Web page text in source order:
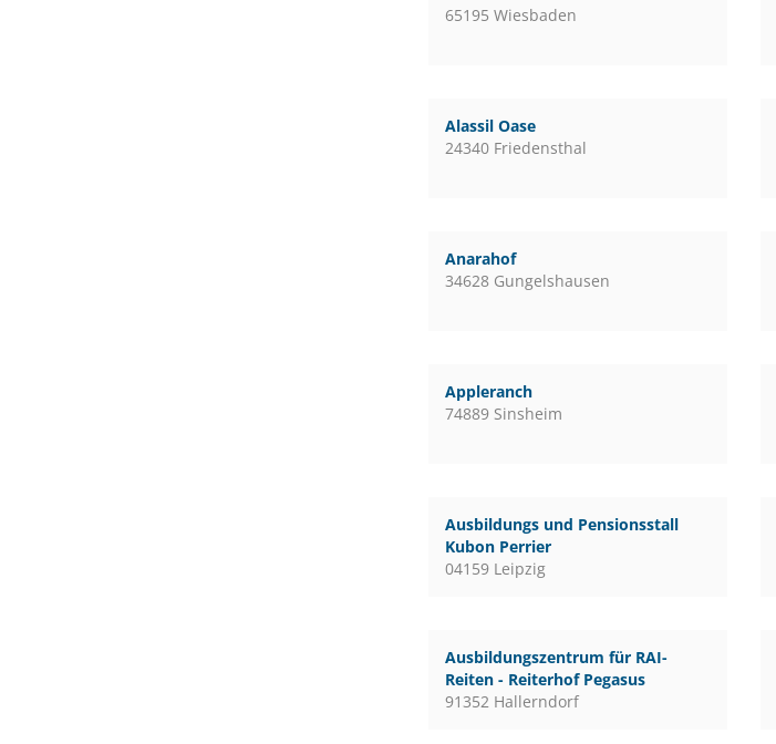
65195 Wiesbaden
Alassil Oase
24340 Friedensthal
Anarahof
34628 Gungelshausen
Appleranch
74889 Sinsheim
Ausbildungs und Pensionsstall
Kubon Perrier
04159 Leipzig
Ausbildungszentrum für RAI-
Reiten - Reiterhof Pegasus
91352 Hallerndorf